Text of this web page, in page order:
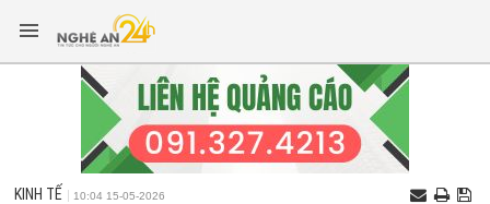
KINH TẾ 10:04 15-05-2026